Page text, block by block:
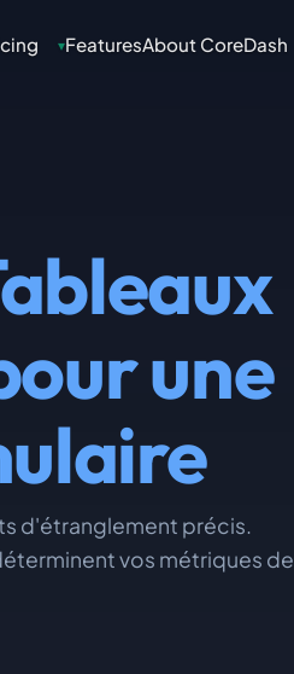
▾FeaturesAbout CoreDash
une
d'étranglement précis.
vos métriques de